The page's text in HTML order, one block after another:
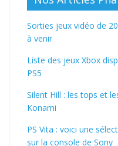
Sorties jeux vidéo de
à venir
Liste des jeux Xbox
PS5
Silent Hill : les tops et
Konami
PS Vita : voici une
sur la console de Sony